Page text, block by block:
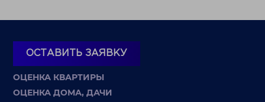
ОСТАВИТЬ ЗАЯВКУ
ОЦЕНКА КВАРТИРЫ
ОЦЕНКА ДОМА, ДАЧИ